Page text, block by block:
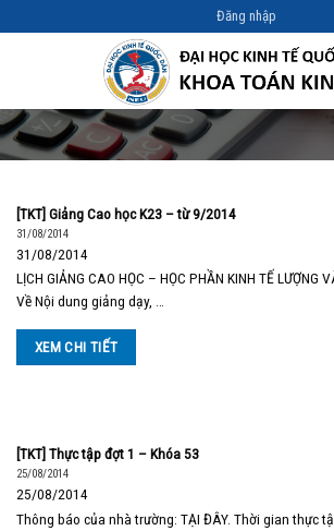
to
Đăng nhập
[TKT] Giảng Cao học K23 – từ 9/2014
31/08/2014
31/08/2014
LỊCH GIẢNG CAO HỌC – HỌC PHẦN KINH TẾ LƯỢNG
Về Nội dung giảng dạy, …
XEM CHI TIẾT
[TKT] Thực tập đợt 1 – Khóa 53
25/08/2014
25/08/2014
Thông báo của nhà trường: TẠI ĐÂY. Thời gian thực